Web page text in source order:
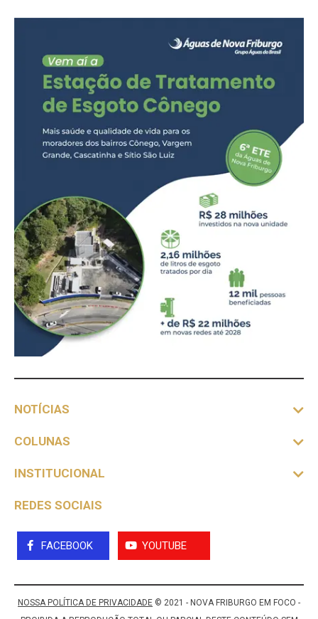
NOTÍCIAS
COLUNAS
INSTITUCIONAL
REDES SOCIAIS
FACEBOOK YOUTUBE
NOSSA POLÍTICA DE PRIVACIDADE © 2021 - NOVA FRIBURGO EM FOCO -